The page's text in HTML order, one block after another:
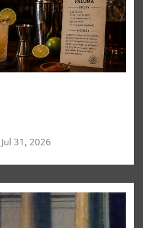
Jul 31, 2026